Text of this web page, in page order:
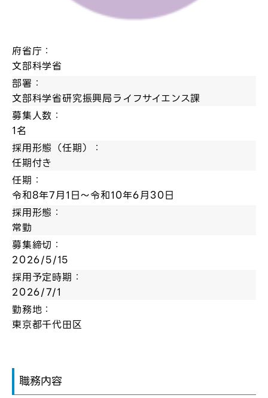
ログイン
府省庁：
文部科学省
部署：
文部科学省研究振興局ライフサイエンス課
募集人数：
1名
採用形態（任期）：
任期付き
任期：
令和8年7月1日～令和10年6月30日
採用形態：
常勤
募集締切：
2026/5/15
採用予定時期：
2026/7/1
勤務地：
東京都千代田区
職務内容